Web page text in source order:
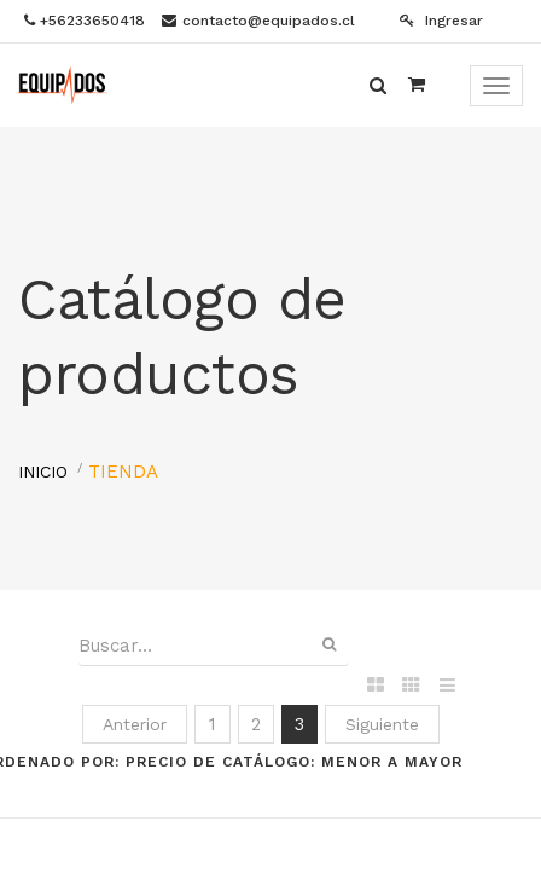
+56233650418 contacto@equipados.cl Ingresar
Menú
Catálogo de
productos
INICIO TIENDA
Anterior 1 2 3 Siguiente
POR: PRECIO DE CATÁLOGO: MENOR A MAYOR